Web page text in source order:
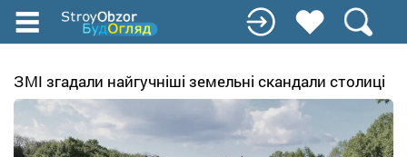
Перейти
до
вмісту
ЗМІ згадали найгучніші земельні скандали столиці